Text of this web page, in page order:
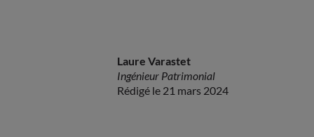
Laure Varastet
Ingénieur Patrimonial
Rédigé le 21 mars 2024